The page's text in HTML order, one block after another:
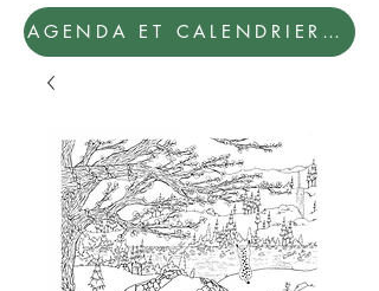
AGENDA ET CALENDRIER 2027: PAR ICI !